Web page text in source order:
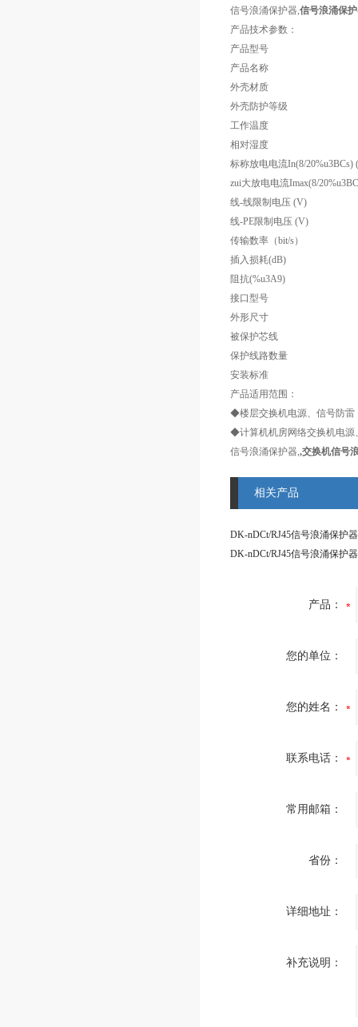
信号浪涌保护器,信号浪涌保
产品技术参数：
产品型号
产品名称
外壳材质
外壳防护等级
工作温度
相对湿度
标称放电电流In(8/20%u3BCs)
zui大放电电流Imax(8/
线-线限制电压 (V)
线-PE限制电压 (V)
传输数率（bit/s）
插入损耗(dB)
阻抗(%u3A9)
接口型号
外形尺寸
被保护芯线
保护线路数量
安装标准
产品适用范围：
◆楼层交换机电源、信号防雷
◆计算机机房网络交换机电源
信号浪涌保护器,,交换机信号
相关产品
DK-nDCt/RJ45信号浪涌保护
DK-nDCt/RJ45信号浪涌保护器
产品：
您的单位：
您的姓名：
联系电话：
常用邮箱：
省份：
详细地址：
补充说明：